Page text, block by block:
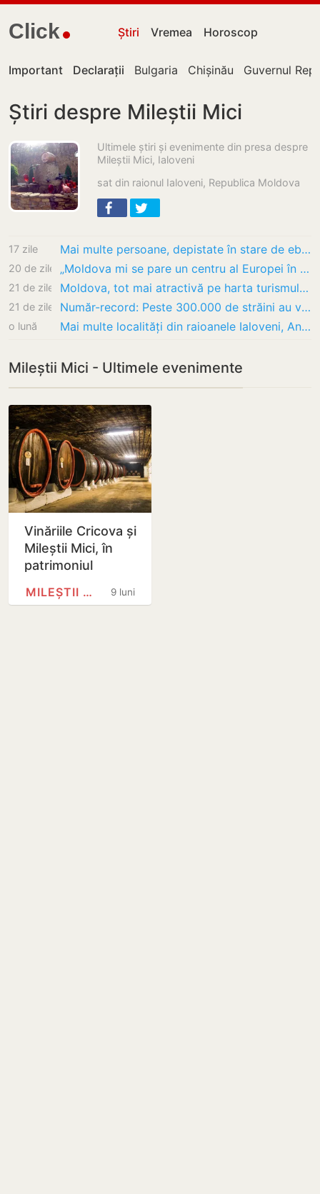
Click Știri Vremea Horoscop
Important Declarații Bulgaria Chișinău Guvernul
Știri despre Mileștii Mici
Ultimele știri și evenimente din presa despre
Mileștii Mici, Ialoveni
sat din raionul Ialoveni, Republica Moldova
17 zile Mai multe persoane, depistate în stare de ebrietate la ghidon și volan în raionul Ialoveni
20 de zile „Moldova mi se pare un centru al Europei în acest moment”: Republica Moldova bate recordul…
21 de zile Moldova, tot mai atractivă pe harta turismului internațional. Peste 300.000 de străini au…
21 de zile Număr-record: Peste 300.000 de străini au vizitat Moldova într-un trimestru
o lună Mai multe localități din raioanele Ialoveni, Anenii Noi, Strășeni și Dubăsari rămân…
Mileștii Mici - Ultimele evenimente
Vinăriile Cricova și
Mileștii Mici, în
patrimoniul
9 luni
MILEȘTII MICI